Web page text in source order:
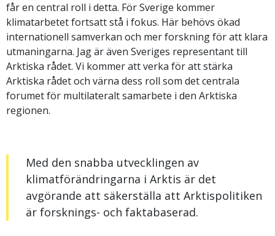
får en central roll i detta. För Sverige kommer
klimatarbetet fortsatt stå i fokus. Här behövs ökad
internationell samverkan och mer forskning för att klara
utmaningarna. Jag är även Sveriges representant till
Arktiska rådet. Vi kommer att verka för att stärka
Arktiska rådet och värna dess roll som det centrala
forumet för multilateralt samarbete i den Arktiska
regionen.
Med den snabba utvecklingen av
klimatförändringarna i Arktis är det
avgörande att säkerställa att Arktispolitiken
är forsknings- och faktabaserad.